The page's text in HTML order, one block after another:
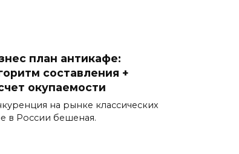
план антикафе:
составления +
окупаемости
на рынке классических
в России бешеная.